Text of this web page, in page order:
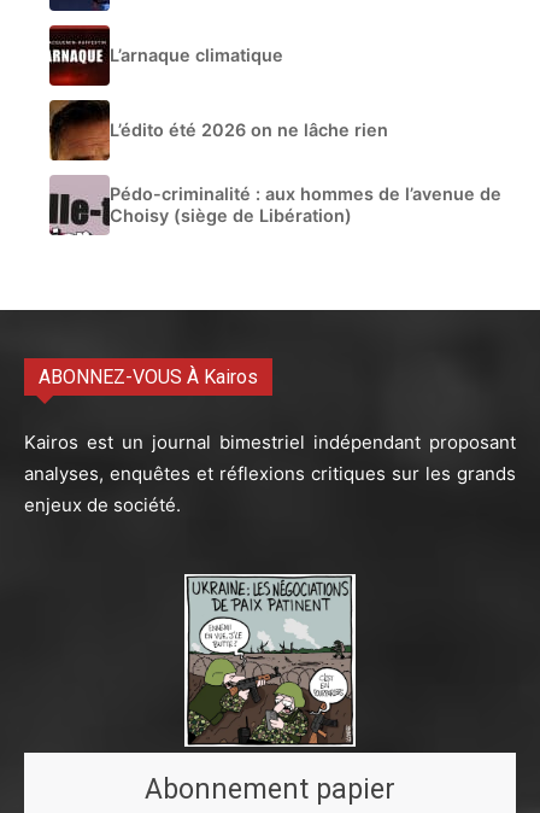
L’arnaque climatique
L’édito été 2026 on ne lâche rien
Pédo-criminalité : aux hommes de l’avenue de
Choisy (siège de Libération)
ABONNEZ-VOUS À Kairos
Kairos est un journal bimestriel indépendant proposant
analyses, enquêtes et réflexions critiques sur les grands
enjeux de société.
Abonnement papier